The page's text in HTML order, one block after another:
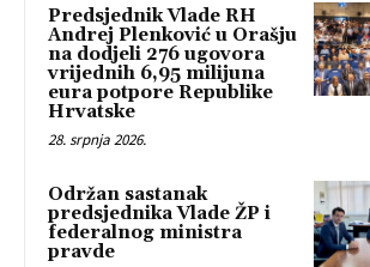
Predsjednik Vlade RH
Andrej Plenković u Orašju
na dodjeli 276 ugovora
vrijednih 6,95 milijuna
eura potpore Republike
Hrvatske
28. srpnja 2026.
Održan sastanak
predsjednika Vlade ŽP i
federalnog ministra
pravde